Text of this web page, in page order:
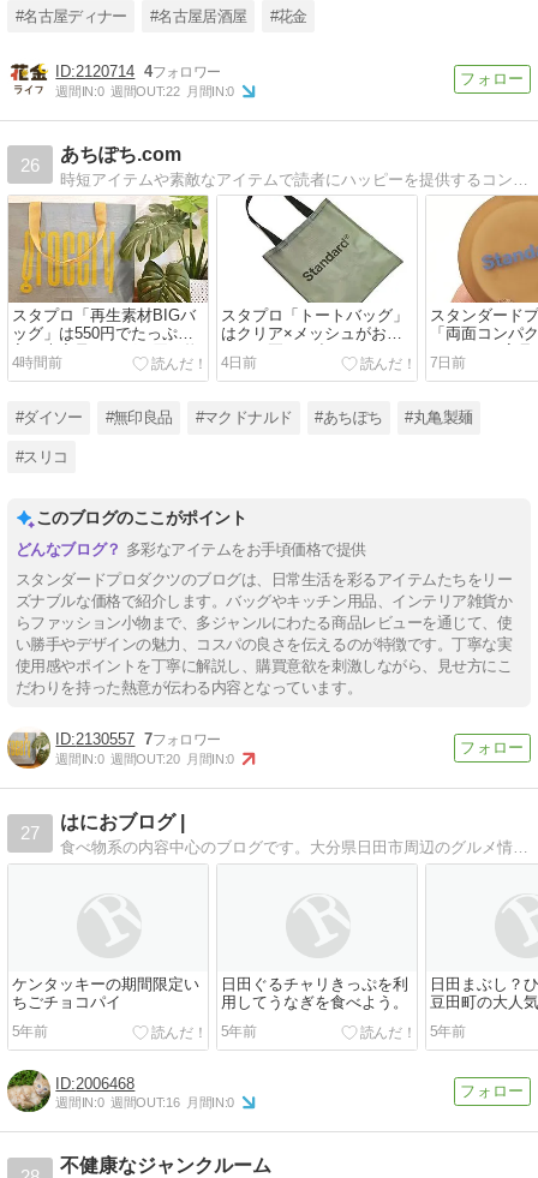
#名古屋ディナー #名古屋居酒屋 #花金
2120714 4
週間IN:0 週間OUT:22 月間IN:0
26
あちぽち.com
スタプロ「再生素材BIGバ
ッグ」は550円でたっぷり
入る大容量バッグ！買い物
や旅行に便利◎
4時間前
スタプロ「トートバッグ」
はクリア×メッシュがおし
ゃれ！夏のお出かけにぴっ
たりな330円バッグ◎
4日前
スタンダード
「両面コンパ
は330円で高
きに便利な拡
7日前
#ダイソー #無印良品 #マクドナルド #あちぽち #丸亀製麺
#スリコ
このブログのここがポイント
多彩なアイテムをお手頃価格で提供
スタンダードプロダクツのブログは、日常生活を彩るアイテムたちをリー
ズナブルな価格で紹介します。バッグやキッチン用品、インテリア雑貨か
らファッション小物まで、多ジャンルにわたる商品レビューを通じて、使
い勝手やデザインの魅力、コスパの良さを伝えるのが特徴です。丁寧な実
使用感やポイントを丁寧に解説し、購買意欲を刺激しながら、見せ方にこ
だわりを持った熱意が伝わる内容となっています。
2130557 7
週間IN:0 週間OUT:20 月間IN:0
27
はにおブログ |
食べ物系の内容中心のブログです。大分県日田市周辺のグルメ情報も書いていっています。グルメ以外も書きたいことを色々と書いています。読んでいってくれると嬉しいです(*^^*)
ケンタッキーの期間限定い
ちごチョコパイ
5年前
日田ぐるチャリきっぷを利
用してうなぎを食べよう。
5年前
日田まぶし？
豆田町の大人
日田まぶし千屋
5年前
2006468
週間IN:0 週間OUT:16 月間IN:0
不健康なジャンクルーム